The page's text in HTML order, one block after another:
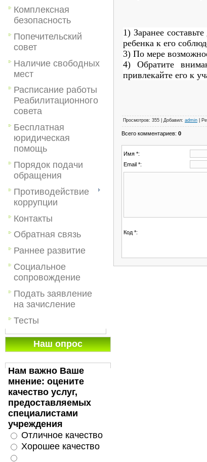
Комплексная
безопасность
Попечительский
совет
Наличие свободных
мест
Расписание работы
Реабилитационного
совета
Бесплатная
юридическая
помощь
Порядок подачи
обращения
Противодействие
коррупции
Контакты
Обратная связь
Раннее развитие
Социальное
сопровождение
Подать заявление
на зачисление
Тесты
Наш опрос
Нам важно Ваше
мнение: оцените
качество услуг,
предоставляемых
специалистами
учреждения
Отличное качество
Хорошее качество
1) Заранее
ребенка к его
3) По мере
4) Обратите
привлекайте его к
Просмотров: 355 Добавил: admin
Всего комментариев: 0
Имя *:
Email *:
Код *: